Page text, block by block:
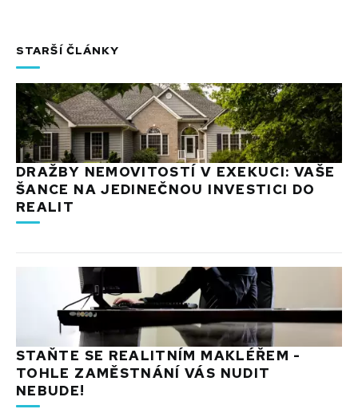
STARŠÍ ČLÁNKY
DRAŽBY NEMOVITOSTÍ V EXEKUCI: VAŠE
ŠANCE NA JEDINEČNOU INVESTICI DO
REALIT
STAŇTE SE REALITNÍM MAKLÉŘEM -
TOHLE ZAMĚSTNÁNÍ VÁS NUDIT
NEBUDE!